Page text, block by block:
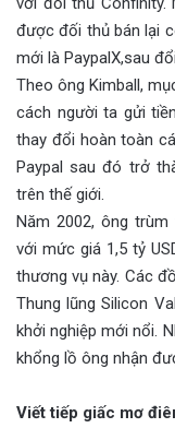
được đối thủ bán lại
mới là PaypalX,sau
Theo ông Kimball,
cách người ta gửi
thay đổi hoàn toàn
Paypal sau đó trở
trên thế giới.
Năm 2002, ông
với mức giá 1,5 tỷ
thương vụ này. Các
Thung lũng Silicon
khởi nghiệp mới nổi.
khổng lồ ông nhận
Viết tiếp giấc mơ